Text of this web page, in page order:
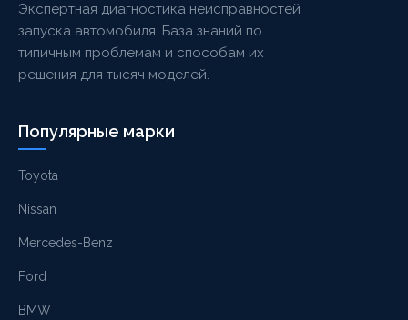
Экспертная диагностика неисправностей
запуска автомобиля. База знаний по
типичным проблемам и способам их
решения для тысяч моделей.
Популярные марки
Toyota
Nissan
Mercedes-Benz
Ford
BMW